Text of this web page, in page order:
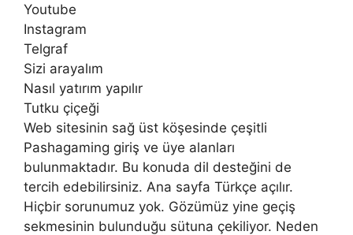
Youtube
Instagram
Telgraf
Sizi arayalım
Nasıl yatırım yapılır
Tutku çiçeği
Web sitesinin sağ üst köşesinde çeşitli
Pashagaming giriş ve üye alanları
bulunmaktadır. Bu konuda dil desteğini de
tercih edebilirsiniz. Ana sayfa Türkçe açılır.
Hiçbir sorunumuz yok. Gözümüz yine geçiş
sekmesinin bulunduğu sütuna çekiliyor. Neden